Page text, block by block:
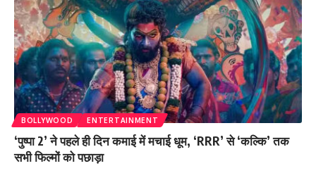
BOLLYWOOD ENTERTAINMENT
‘पुष्पा 2’ ने पहले ही दिन कमाई में मचाई धूम, ‘RRR’ से ‘कल्कि’ तक
सभी फिल्मों को पछाड़ा